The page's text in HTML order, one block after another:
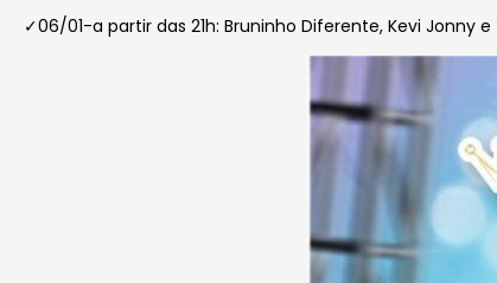
✓06/01-a partir das 21h: Bruninho Diferente, Kevi Jonny e